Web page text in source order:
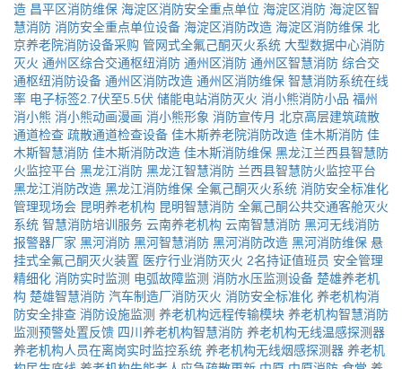
造 昌平区消防维保 海淀区消防安全重点单位 海淀区消防 海淀区智
慧消防 消防安全重点单位设备 海淀区消防改造 海淀区消防维保 北
京养老院消防设备采购 管网式全氟己酮灭火系统 大型数据中心消防
灭火 通州区综合交通枢纽消防 通州区消防 通州区智慧消防 综合交
通枢纽消防设备 通州区消防改造 通州区消防维保 智慧消防系统在线
率 电子标签2.7伏至5.5伏 储能电站消防灭火 消小熊消防小品 福州
消小熊 消小熊动画漫画 消小熊形象 消防宣传月 北京高层建筑疏散
通道检查 疏散通道检查设备 佳木斯养老院消防改造 佳木斯消防 佳
木斯智慧消防 佳木斯消防改造 佳木斯消防维保 黑龙江兰西县智慧防
火监控平台 黑龙江消防 黑龙江智慧消防 兰西县智慧防火监控平台
黑龙江消防改造 黑龙江消防维保 全氟己酮灭火系统 消防安全标准化
管理现场会 昆明养老机构 昆明智慧消防 全氟己酮公共交通客舱灭火
系统 智慧消防培训服务 云南养老机构 云南智慧消防 黑河无线消防
报警器厂家 黑河消防 黑河智慧消防 黑河消防改造 黑河消防维保 悬
挂式全氟己酮灭火装置 医疗行业消防灭火 2名持证值班员 安全管理
精细化 消防实时监测 电弧故障监测 消防水压监测设备 楚雄养老机
构 楚雄智慧消防 汽车制造厂消防灭火 消防安全标准化 养老机构消
防安全排查 消防设施监测 养老机构远程传输模块 养老机构智慧消防
监测预警处置反馈 四川养老机构智慧消防 养老机构无线温感探测器
养老机构人员在离岗实时监控系统 养老机构无线烟感探测器 养老机